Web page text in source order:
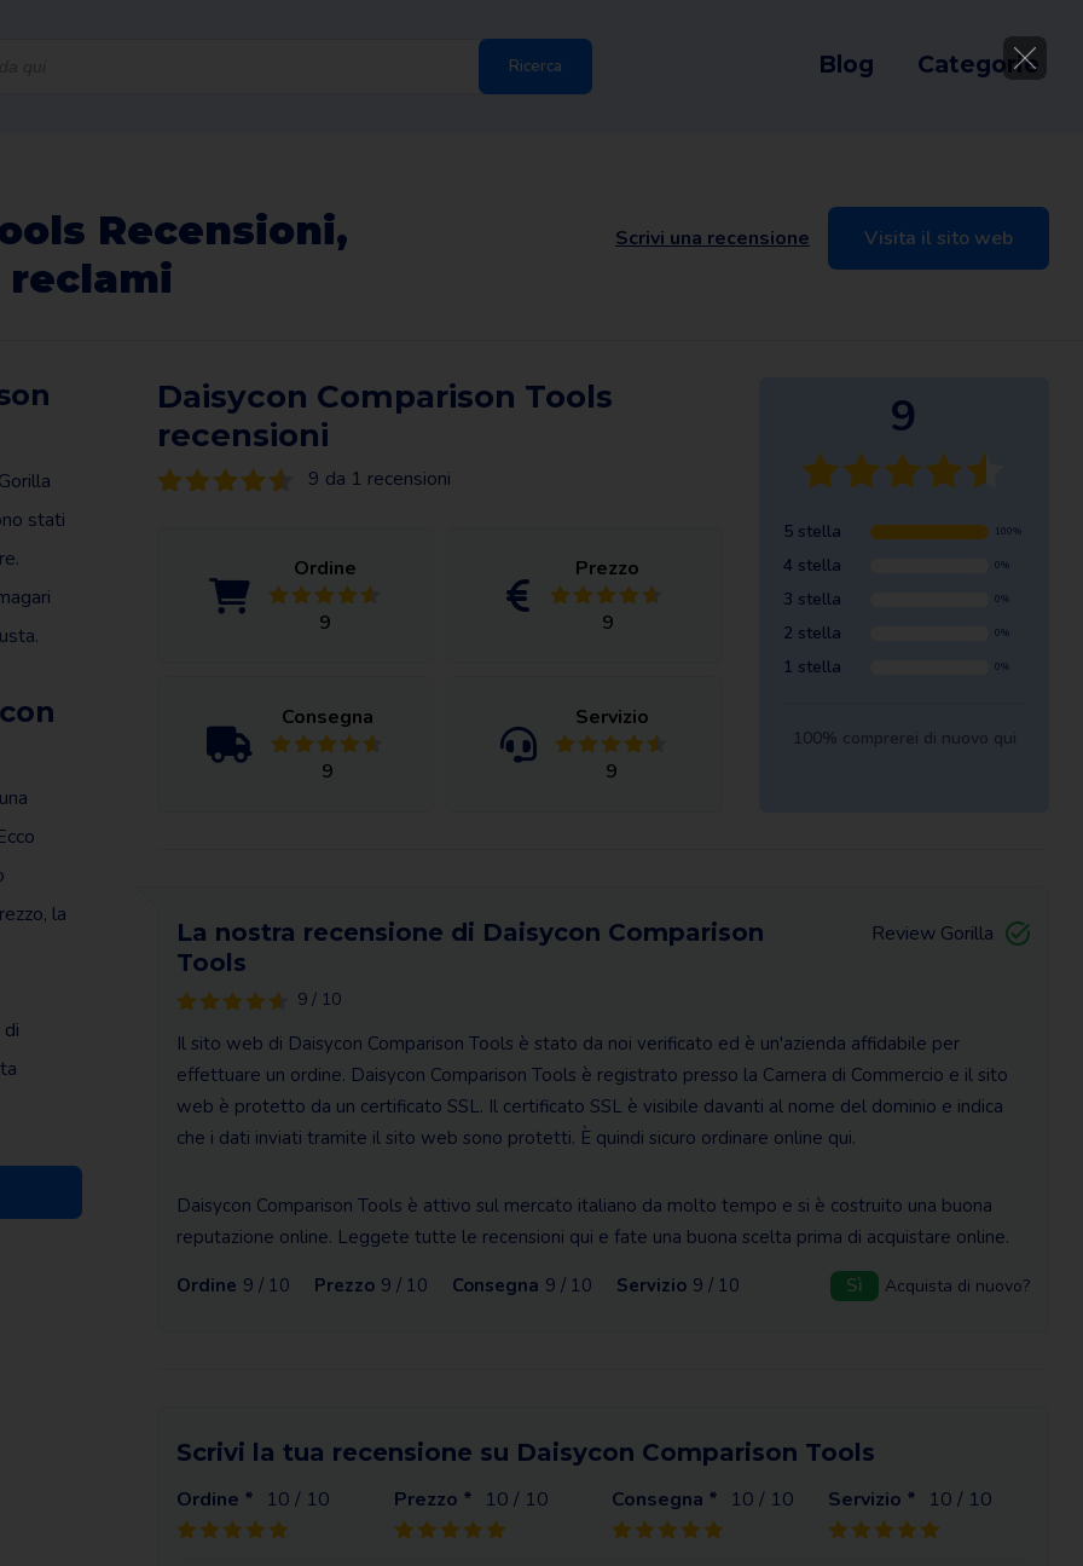
Ricerca Blog Categorie
Recensioni,
reclami
Visita il sito web
Scrivi una recensione
stati
la
Daisycon Comparison Tools
recensioni
9 da 1 recensioni
Ordine
9
Prezzo
9
Consegna
9
Servizio
9
9
5 stella 100%
4 stella 0%
3 stella 0%
2 stella 0%
1 stella 0%
100% comprerei di nuovo qui
La nostra recensione di Daisycon Comparison
Tools
9 / 10
Review Gorilla
Il sito web di Daisycon Comparison Tools è stato da noi verificato ed è un'azienda affidabile per
effettuare un ordine. Daisycon Comparison Tools è registrato presso la Camera di Commercio e il sito
web è protetto da un certificato SSL. Il certificato SSL è visibile davanti al nome del dominio e indica
che i dati inviati tramite il sito web sono protetti. È quindi sicuro ordinare online qui.
Daisycon Comparison Tools è attivo sul mercato italiano da molto tempo e si è costruito una buona
reputazione online. Leggete tutte le recensioni qui e fate una buona scelta prima di acquistare online.
Ordine 9 / 10 Prezzo 9 / 10 Consegna 9 / 10 Servizio 9 / 10 Sì Acquista di nuovo?
Scrivi la tua recensione su Daisycon Comparison Tools
Ordine * 10 / 10 Prezzo * 10 / 10 Consegna * 10 / 10 Servizio * 10 / 10